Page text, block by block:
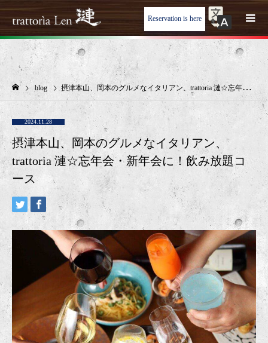
Reservation is here
blog 摂津本山、岡本のグルメなイタリアン、trattoria 漣☆忘年会・新年会に！飲み放題コース
2024.11.28
摂津本山、岡本のグルメなイタリアン、
trattoria 漣☆忘年会・新年会に！飲み放題コ
ース